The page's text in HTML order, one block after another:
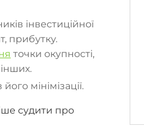
інвестиційної
прибутку.
точки окупності,
мінімізації.
судити про